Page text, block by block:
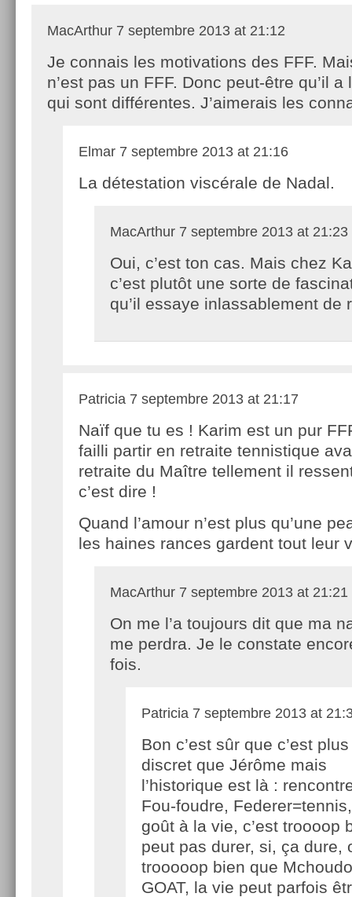
MacArthur 7 septembre 2013 at 21:12
Je connais les motivations des FFF.
n’est pas un FFF. Donc peut-être qu’il
qui sont différentes. J’aimerais les
Elmar 7 septembre 2013 at 21:16
La détestation viscérale de Nadal.
MacArthur 7 septembre 2013 at 21:23
Oui, c’est ton cas. Mais chez
c’est plutôt une sorte de
qu’il essaye inlassablement de
Patricia 7 septembre 2013 at 21:17
Naïf que tu es ! Karim est un pur
failli partir en retraite tennistique
retraite du Maître tellement il
c’est dire !
Quand l’amour n’est plus qu’une
les haines rances gardent tout leur
MacArthur 7 septembre 2013 at 21:21
On me l’a toujours dit que ma
me perdra. Je le constate
fois.
Patricia 7 septembre 2013 at
Bon c’est sûr que c’est plus
discret que Jérôme mais
l’historique est là :
Fou-foudre,
goût à la vie, c’est troooop
peut pas durer, si, ça dure,
trooooop bien que
GOAT, la vie peut parfois